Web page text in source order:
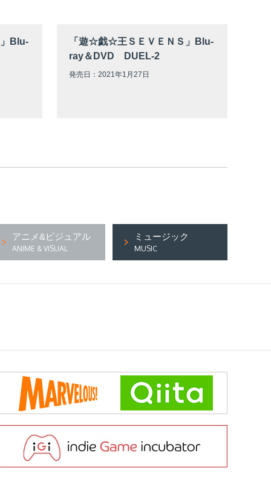
Blu-
「遊☆戯☆王ＳＥＶＥＮＳ」Blu-
ray＆DVD DUEL-2
発売日：2021年1月27日
アニメ&ビジュアル
ANIME & VISUAL
ミュージック
MUSIC